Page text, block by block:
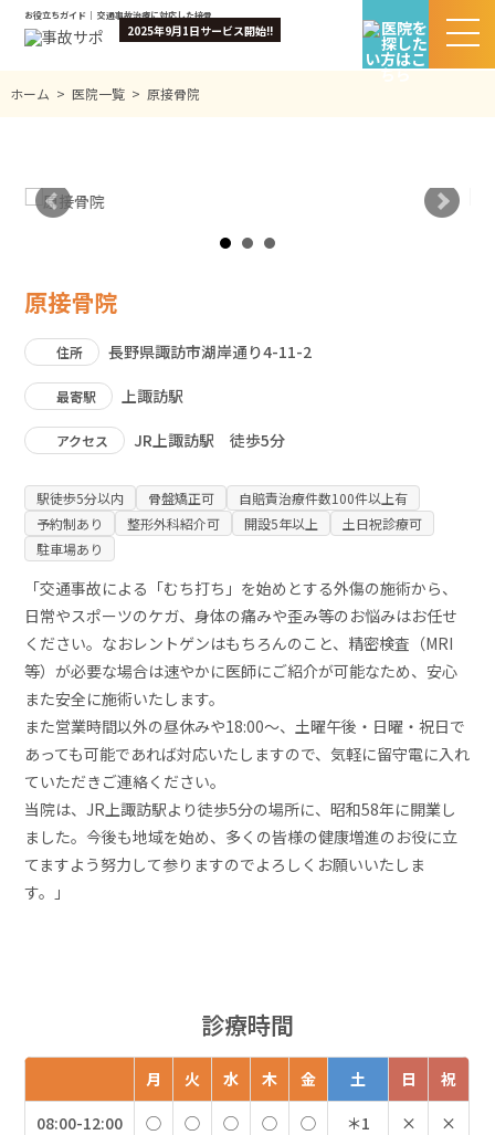
お役立ちガイド｜ 交通事故治療に対応した接骨院・整骨院を検索｜無料相談＆お見舞金あり
2025年9月1日サービス開始!!
ホーム > 医院一覧> 原接骨院
原接骨院
住所 長野県諏訪市湖岸通り4-11-2
最寄駅 上諏訪駅
アクセス JR上諏訪駅 徒歩5分
駅徒歩5分以内 骨盤矯正可
自賠責治療件数100件以上有
予約制あり
整形外科紹介可 開設5年以上
土日祝診療可
駐車場あり
「交通事故による「むち打ち」を始めとする外傷の施術から、
日常やスポーツのケガ、身体の痛みや歪み等のお悩みはお任せ
ください。なおレントゲンはもちろんのこと、精密検査（MRI
等）が必要な場合は速やかに医師にご紹介が可能なため、安心
また安全に施術いたします。
また営業時間以外の昼休みや18:00～、土曜午後・日曜・祝日で
あっても可能であれば対応いたしますので、気軽に留守電に入れ
ていただきご連絡ください。
当院は、JR上諏訪駅より徒歩5分の場所に、昭和58年に開業し
ました。今後も地域を始め、多くの皆様の健康増進のお役に立
てますよう努力して参りますのでよろしくお願いいたしま
す。」
診療時間
月 火 水 木 金 土 日
祝
08:00-12:00
◯ ◯ ◯ ◯ ◯ ＊1 ×
×